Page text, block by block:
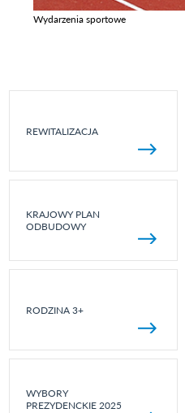
Wydarzenia sportowe
REWITALIZACJA
KRAJOWY PLAN
ODBUDOWY
RODZINA 3+
WYBORY
PREZYDENCKIE 2025